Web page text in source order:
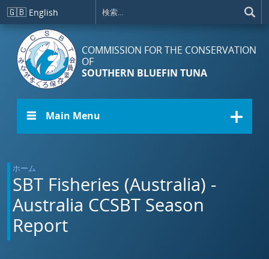
メインコンテンツに移動
🇬🇧 English
COMMISSION FOR THE CONSERVATION
OF
SOUTHERN BLUEFIN TUNA
☰ Main Menu
ホーム
SBT Fisheries (Australia) -
Australia CCSBT Season
Report